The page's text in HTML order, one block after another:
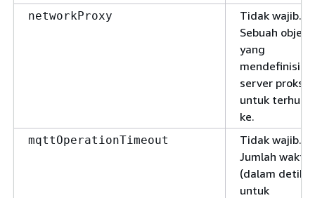
networkProxy
Tidak wajib.
Sebuah objek
yang
server proksi
untuk
ke.
mqttOperationTimeout
Tidak wajib.
Jumlah waktu
(dalam detik)
untuk